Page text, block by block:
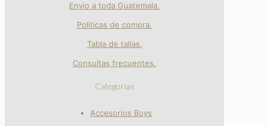
Envio a toda Guatemala.
Politicas de compra.
Tabla de tallas.
Consultas frecuentes.
Categorías
Accesorios Boys